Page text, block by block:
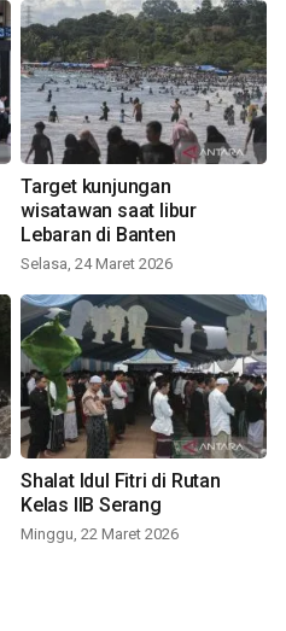
Target kunjungan
wisatawan saat libur
Lebaran di Banten
Selasa, 24 Maret 2026
Shalat Idul Fitri di Rutan
Kelas IIB Serang
Minggu, 22 Maret 2026